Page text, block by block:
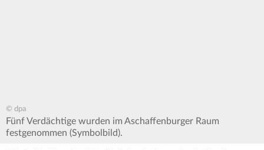
© dpa
Fünf Verdächtige wurden im Aschaffenburger Raum
festgenommen (Symbolbild).